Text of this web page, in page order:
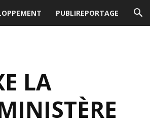
PUBLIREPORTAGE
LA